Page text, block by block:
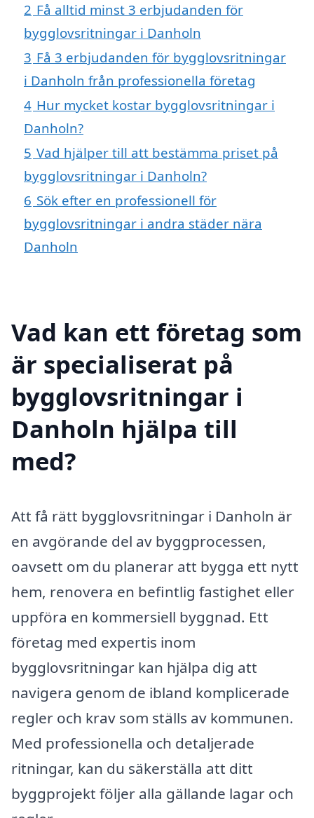
2 Få alltid minst 3 erbjudanden för
bygglovsritningar i Danholn
3 Få 3 erbjudanden för bygglovsritningar
i Danholn från professionella företag
4 Hur mycket kostar bygglovsritningar i
Danholn?
5 Vad hjälper till att bestämma priset på
bygglovsritningar i Danholn?
6 Sök efter en professionell för
bygglovsritningar i andra städer nära
Danholn
Vad kan ett företag som
är specialiserat på
bygglovsritningar i
Danholn hjälpa till
med?
Att få rätt bygglovsritningar i Danholn är
en avgörande del av byggprocessen,
oavsett om du planerar att bygga ett nytt
hem, renovera en befintlig fastighet eller
uppföra en kommersiell byggnad. Ett
företag med expertis inom
bygglovsritningar kan hjälpa dig att
navigera genom de ibland komplicerade
regler och krav som ställs av kommunen.
Med professionella och detaljerade
ritningar, kan du säkerställa att ditt
byggprojekt följer alla gällande lagar och